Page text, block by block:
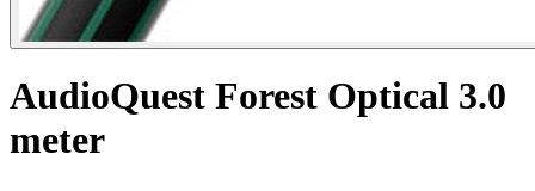
AudioQuest Forest Optical 3.0
meter